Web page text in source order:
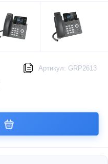
Артикул: GRP2613